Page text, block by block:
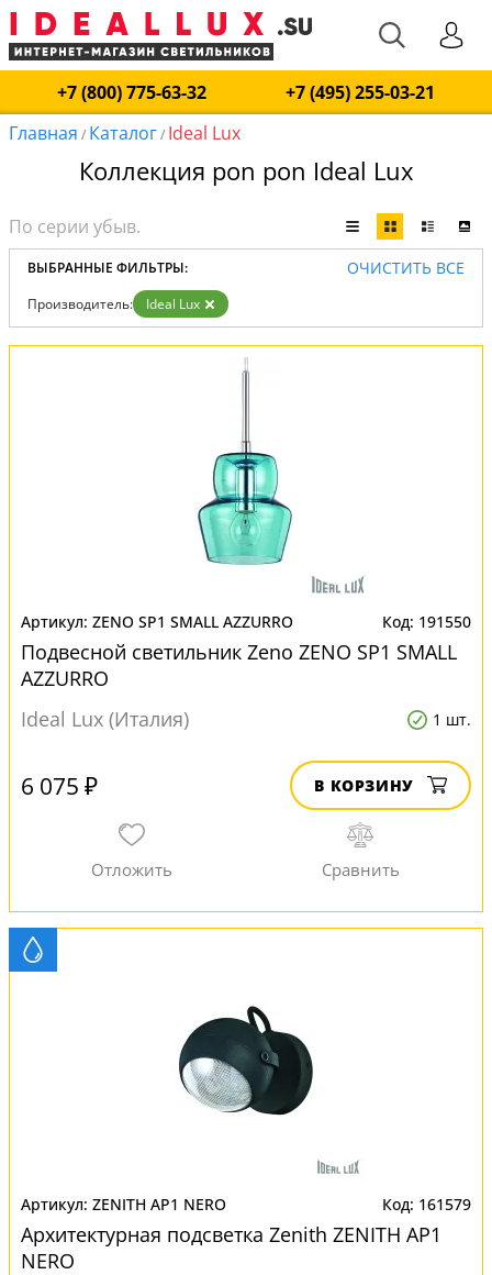
+7 (800) 775-63-32
+7 (495) 255-03-21
Главная / Каталог/ Ideal Lux
Коллекция pon pon Ideal Lux
ВЫБРАННЫЕ ФИЛЬТРЫ: ОЧИСТИТЬ ВСЕ
Производитель: Ideal Lux
ZENO SP1 SMALL AZZURRO 191550
Подвесной светильник Zeno ZENO SP1 SMALL
AZZURRO
Ideal Lux (Италия)
1 шт.
6 075 ₽ В КОРЗИНУ
ZENITH AP1 NERO 161579
Архитектурная подсветка Zenith ZENITH AP1
NERO